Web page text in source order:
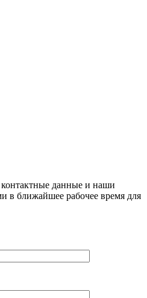
данные и наши
в ближайшее рабочее время для